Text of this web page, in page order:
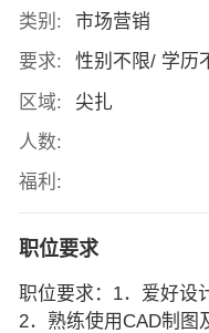
类别:
市场营销
要求:
性别不限/ 学历
区域:
尖扎
人数:
福利:
职位要求
职位要求：1．爱好设
2．熟练使用CAD制图